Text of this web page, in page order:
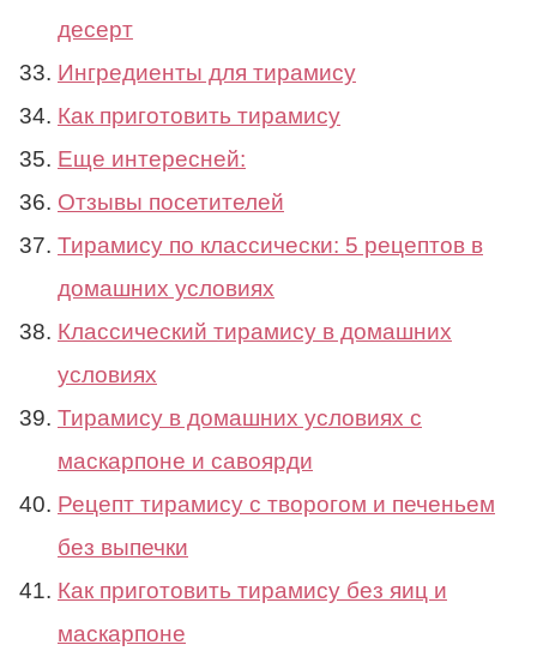
десерт
Ингредиенты для тирамису
Как приготовить тирамису
Еще интересней:
Отзывы посетителей
Тирамису по классически: 5 рецептов в
домашних условиях
Классический тирамису в домашних
условиях
Тирамису в домашних условиях с
маскарпоне и савоярди
Рецепт тирамису с творогом и печеньем
без выпечки
Как приготовить тирамису без яиц и
маскарпоне